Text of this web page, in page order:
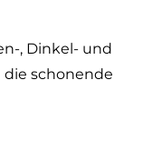
, Dinkel- und
schonende